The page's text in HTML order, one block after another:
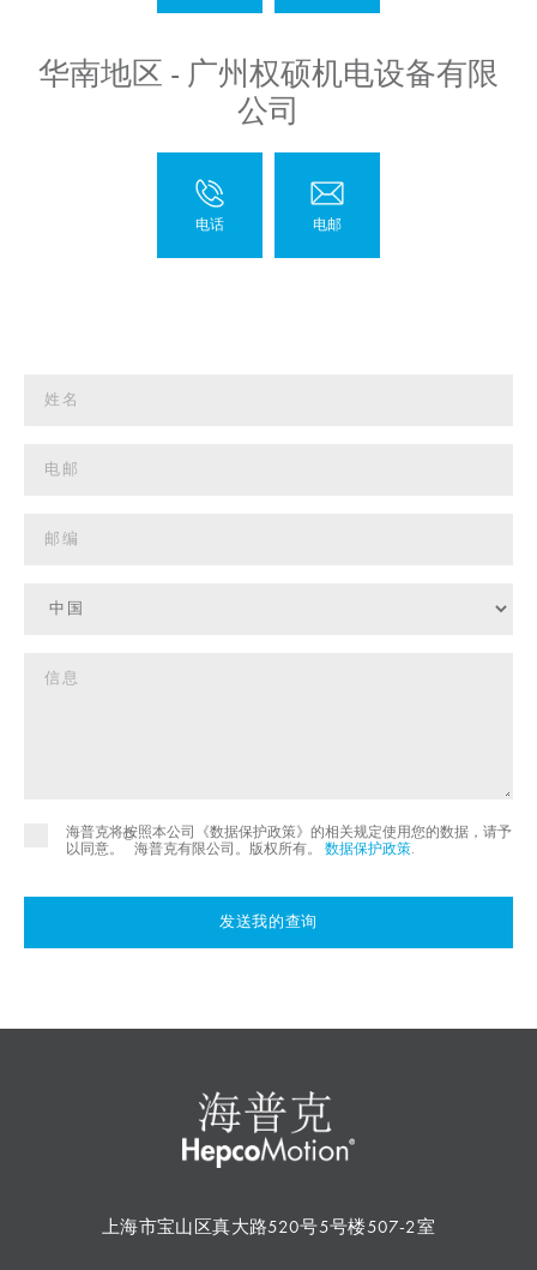
华南地区 - 广州权硕机电设备有限
公司
海普克将按照本公司《数据保护政策》的相关规定使用您的数据，请予
以同意。
©
海普克有限公司。版权所有。 数据保护政策
发送我的查询
上海市宝山区真大路520号5号楼507-2室